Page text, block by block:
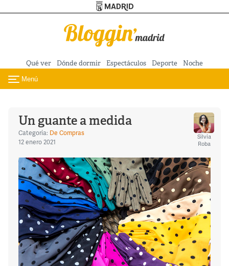
Pasar al contenido principal
Qué ver Dónde dormir Espectáculos Deporte Noche
Toggle navigation
Menú
Un guante a medida
Categoría: De Compras
12 enero 2021
Silvia
Roba